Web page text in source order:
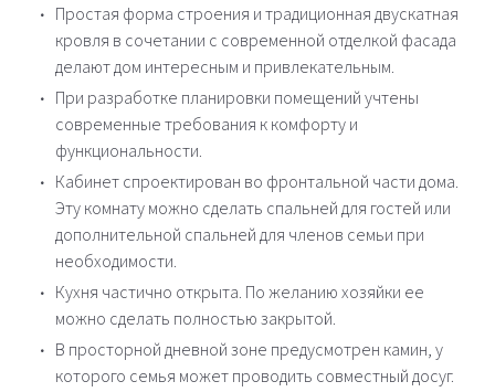
Простая форма строения и традиционная двускатная
кровля в сочетании с современной отделкой фасада
делают дом интересным и привлекательным.
При разработке планировки помещений учтены
современные требования к комфорту и
функциональности.
Кабинет спроектирован во фронтальной части дома.
Эту комнату можно сделать спальней для гостей или
дополнительной спальней для членов семьи при
необходимости.
Кухня частично открыта. По желанию хозяйки ее
можно сделать полностью закрытой.
В просторной дневной зоне предусмотрен камин, у
которого семья может проводить совместный досуг.